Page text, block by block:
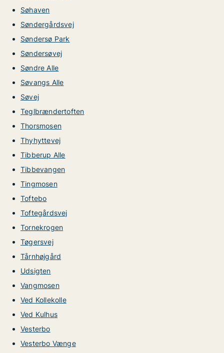
Søhaven
Søndergårdsvej
Søndersø Park
Søndersøvej
Søndre Alle
Søvangs Alle
Søvej
Teglbrændertoften
Thorsmosen
Thyhyttevej
Tibberup Alle
Tibbevangen
Tingmosen
Toftebo
Toftegårdsvej
Tornekrogen
Tøgersvej
Tårnhøjgård
Udsigten
Vangmosen
Ved Kollekolle
Ved Kulhus
Vesterbo
Vesterbo Vænge